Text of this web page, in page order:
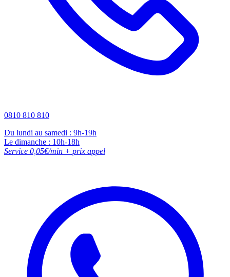
0810 810 810
Du lundi au samedi : 9h-19h
Le dimanche : 10h-18h
Service 0,05€/min + prix appel